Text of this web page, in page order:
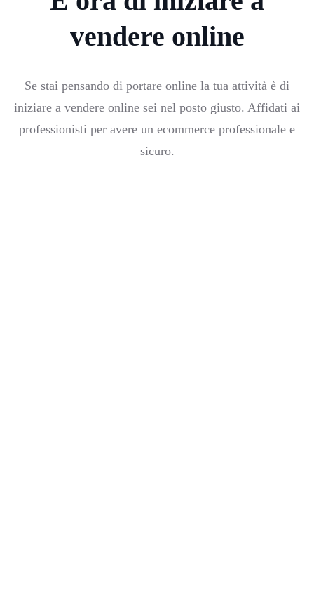
vendere online
Se stai pensando di portare online la tua attività è di
iniziare a vendere online sei nel posto giusto. Affidati ai
professionisti per avere un ecommerce professionale e
sicuro.